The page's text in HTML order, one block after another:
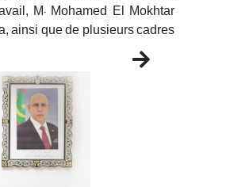
M. Mohamed El Mokhtar
ainsi que de plusieurs cadres
Next